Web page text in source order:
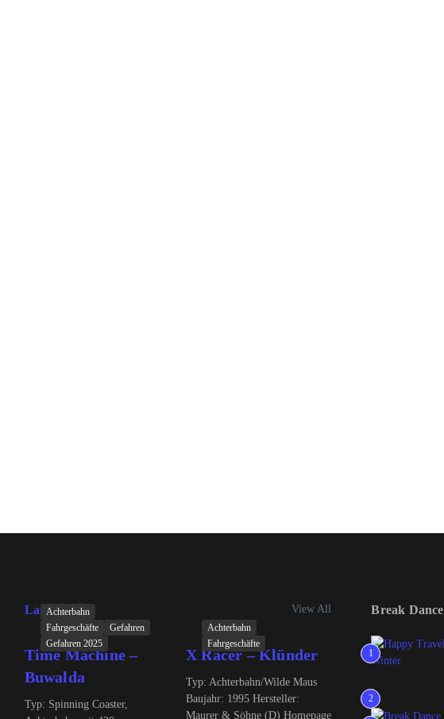
Latest Posts View All
Achterbahn
Fahrgeschäfte
Gefahren
Gefahren 2025
Time Machine –
Buwalda
Typ: Spinning Coaster,
Achterbahn
Fahrgeschäfte
X Racer – Klünder
Typ: Achterbahn/Wilde Maus
Baujahr: 1995 Hersteller:
Maurer & Söhne (D) Homepage
Break Dance
1
2